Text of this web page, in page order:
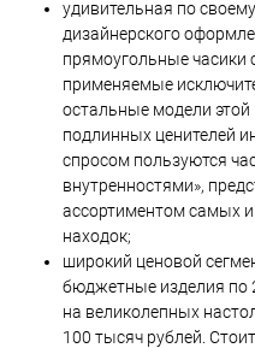
удивительная по
дизайнерского
прямоугольные часики
применяемые
остальные модели
подлинных ценителей
спросом пользуются
внутренностями»,
ассортиментом самых
находок;
широкий ценовой
бюджетные изделия по
на великолепных
100 тысяч рублей.